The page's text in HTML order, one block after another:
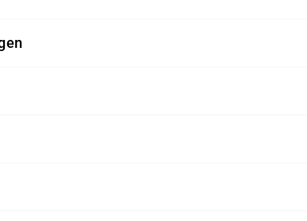
pflegerische und anatomische Grundkenntnisse